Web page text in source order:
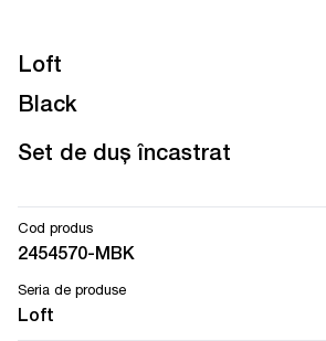
Loft
Black
Set de duș încastrat
Cod produs
2454570-MBK
Seria de produse
Loft